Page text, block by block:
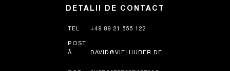
DETALII DE CONTACT
TEL +49 89 21 555 122
POȘT
Ă
DAVID@VIELHUBER.DE